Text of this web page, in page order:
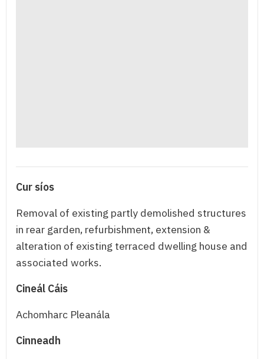
Cur síos
Removal of existing partly demolished structures
in rear garden, refurbishment, extension &
alteration of existing terraced dwelling house and
associated works.
Cineál Cáis
Achomharc Pleanála
Cinneadh